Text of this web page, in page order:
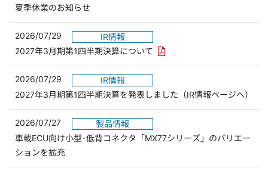
夏季休業のお知らせ
2026/07/29
IR情報
2027年3月期第1四半期決算について PDFリンクを新しいウィンド
2026/07/29
IR情報
2027年3月期第1四半期決算を発表しました（IR情報ページへ）
2026/07/27
製品情報
車載ECU向け小型･低背コネクタ「MX77シリーズ」のバリエー
ションを拡充